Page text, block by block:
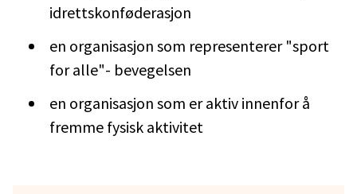
idrettskonføderasjon
en organisasjon som representerer "sport
for alle"- bevegelsen
en organisasjon som er aktiv innenfor å
fremme fysisk aktivitet